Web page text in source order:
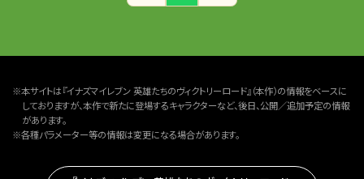
※本サイトは『イナズマイレブン 英雄たちのヴィクトリーロード』（本作）の情報をベースに
しておりますが、本作で新たに登場するキャラクターなど、後日、公開／追加予定の情報
があります。
※各種パラメーター等の情報は変更になる場合があります。